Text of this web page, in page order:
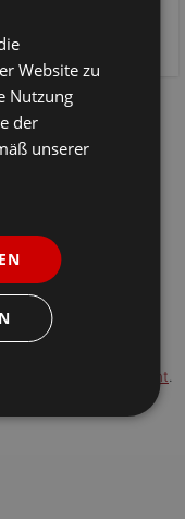
15 cm hoch.
(innerhalb
Retourenportal
der letzten 30
Shop.
5-7 Werktage
für andere
Liefertermins
Versandkostenübersicht.
Website zu
Nutzung
der
unserer